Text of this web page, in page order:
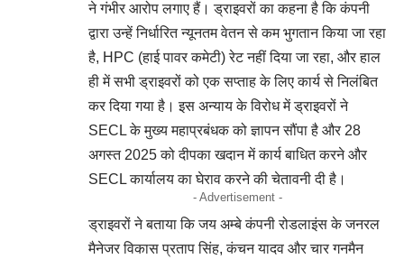
ने गंभीर आरोप लगाए हैं। ड्राइवरों का कहना है कि कंपनी
द्वारा उन्हें निर्धारित न्यूनतम वेतन से कम भुगतान किया जा रहा
है, HPC (हाई पावर कमेटी) रेट नहीं दिया जा रहा, और हाल
ही में सभी ड्राइवरों को एक सप्ताह के लिए कार्य से निलंबित
कर दिया गया है। इस अन्याय के विरोध में ड्राइवरों ने
SECL के मुख्य महाप्रबंधक को ज्ञापन सौंपा है और 28
अगस्त 2025 को दीपका खदान में कार्य बाधित करने और
SECL कार्यालय का घेराव करने की चेतावनी दी है।
- Advertisement -
ड्राइवरों ने बताया कि जय अम्बे कंपनी रोडलाइंस के जनरल
मैनेजर विकास प्रताप सिंह, कंचन यादव और चार गनमैन